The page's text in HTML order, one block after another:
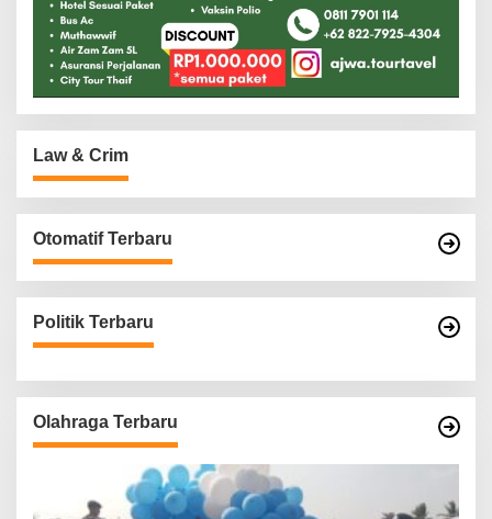
Law & Crim
Otomatif Terbaru
Politik Terbaru
Olahraga Terbaru